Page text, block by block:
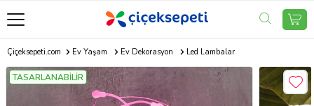
Çiçeksepeti.com Ev Yaşam Ev Dekorasyon Led Lambalar
TASARLANABİLİR